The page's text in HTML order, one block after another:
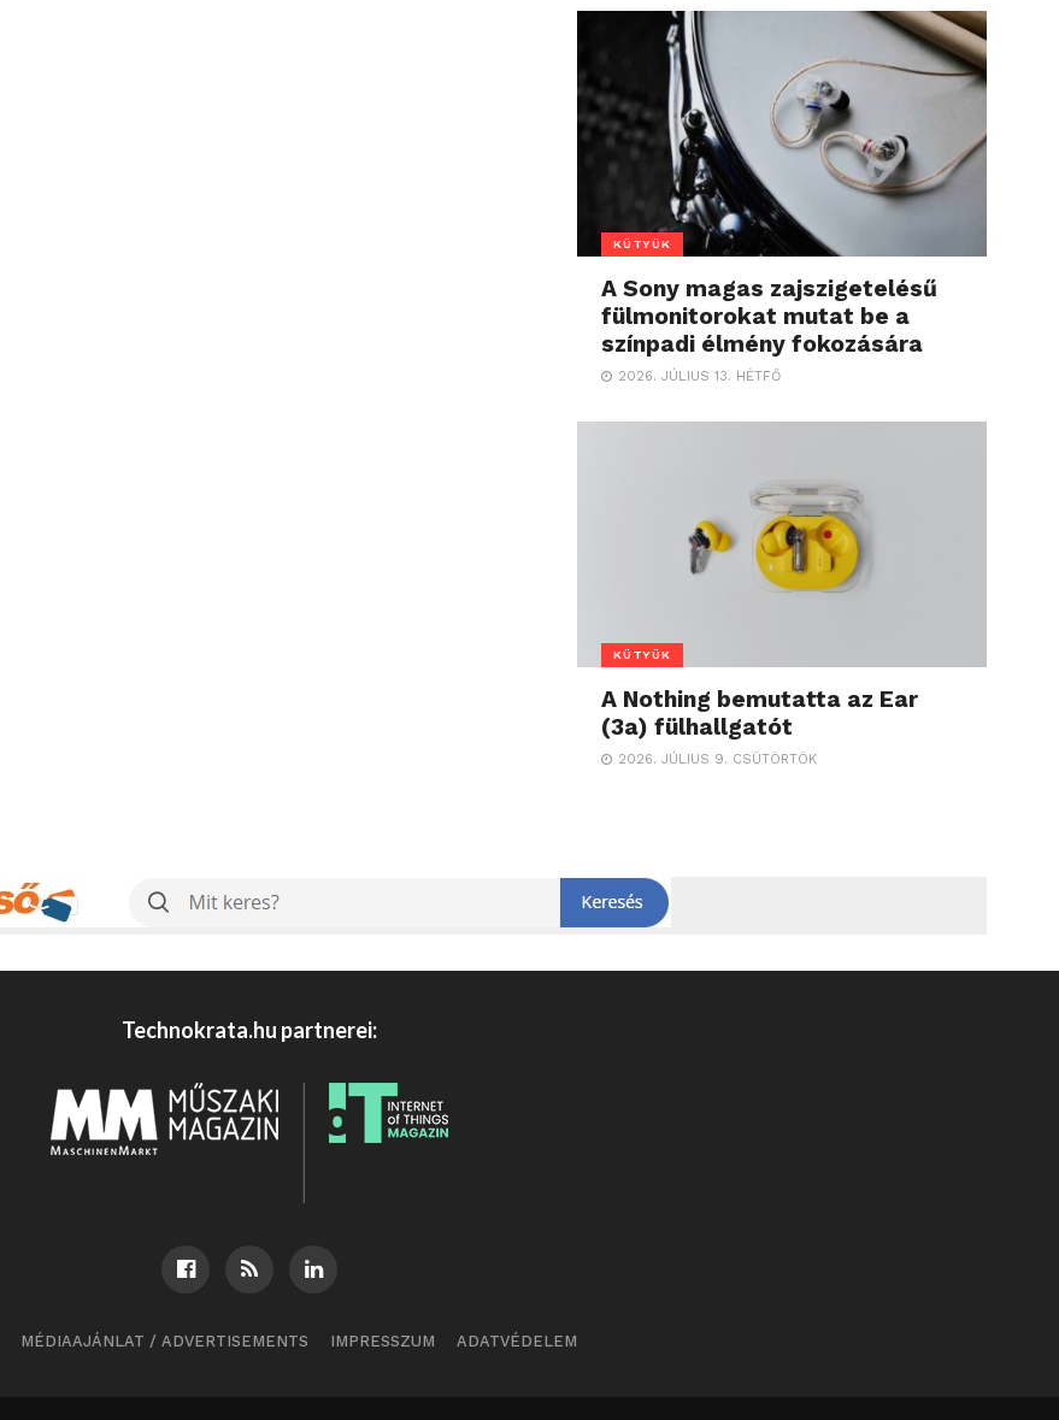
KÜTYÜK
A Sony magas zajszigetelésű
fülmonitorokat mutat be a
színpadi élmény fokozására
2026. JÚLIUS 13. HÉTFŐ
KÜTYÜK
A Nothing bemutatta az Ear
(3a) fülhallgatót
2026. JÚLIUS 9. CSÜTÖRTÖK
Technokrata.hu partnerei:
MÉDIAAJÁNLAT / ADVERTISEMENTS IMPRESSZUM ADATVÉDELEM